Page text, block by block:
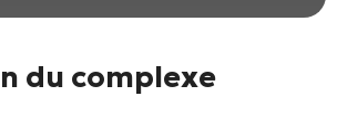
du complexe